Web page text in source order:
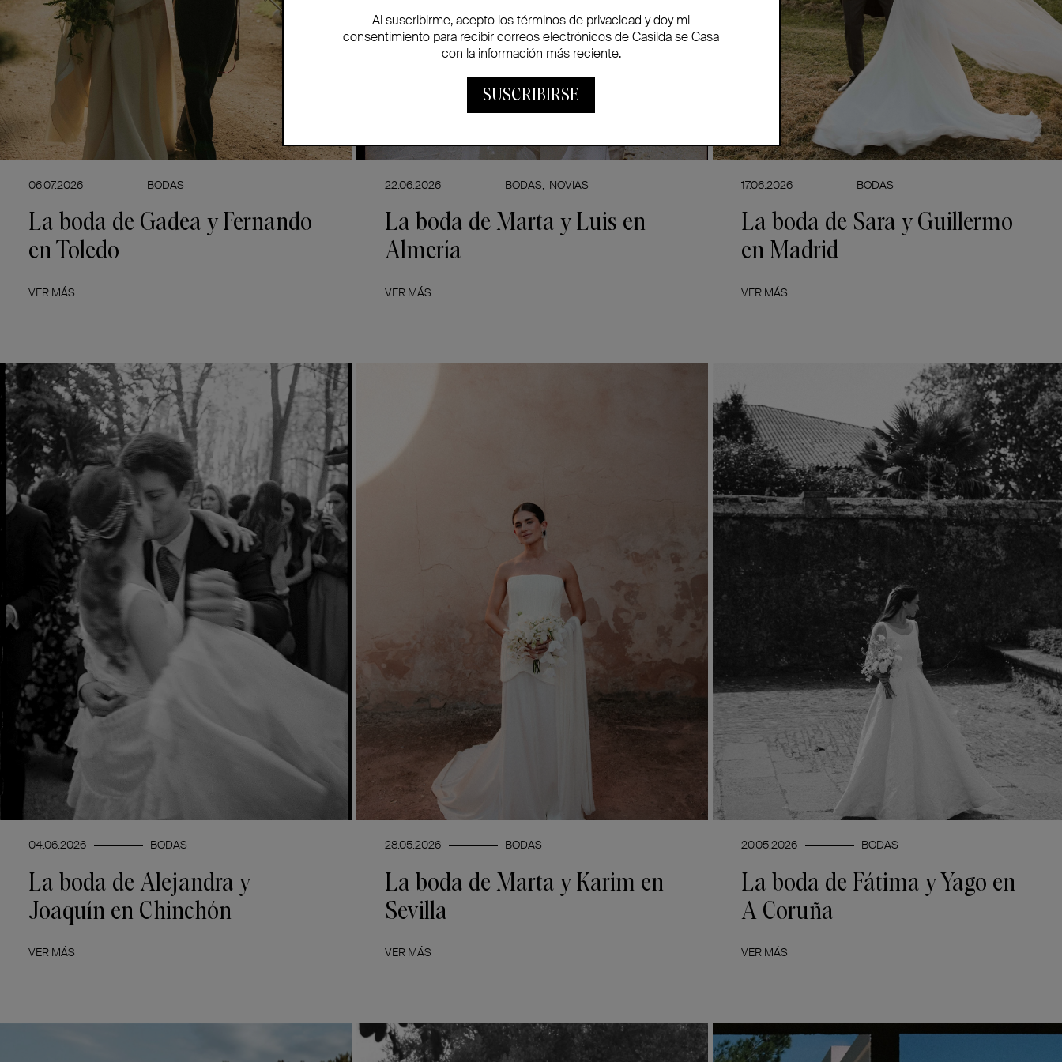
06.07.2026 BODAS
La boda de Gadea y Fernando
en Toledo
VER MÁS
22.06.2026 BODAS NOVIAS
La boda de Marta y Luis en
Almería
VER MÁS
17.06.2026 BODAS
La boda de Sara y Guillermo
en Madrid
VER MÁS
04.06.2026 BODAS
La boda de Alejandra y
Joaquín en Chinchón
VER MÁS
28.05.2026 BODAS
La boda de Marta y Karim en
Sevilla
VER MÁS
20.05.2026 BODAS
La boda de Fátima y Yago en
A Coruña
VER MÁS
Al suscribirme, acepto los términos de privacidad y doy mi
consentimiento para recibir correos electrónicos de Casilda se Casa
con la información más reciente.
SUSCRIBIRSE